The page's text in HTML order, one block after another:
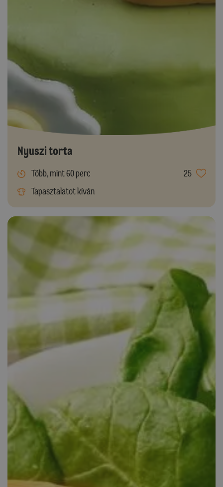
Nyuszi torta
Több, mint 60 perc
25
Tapasztalatot kíván